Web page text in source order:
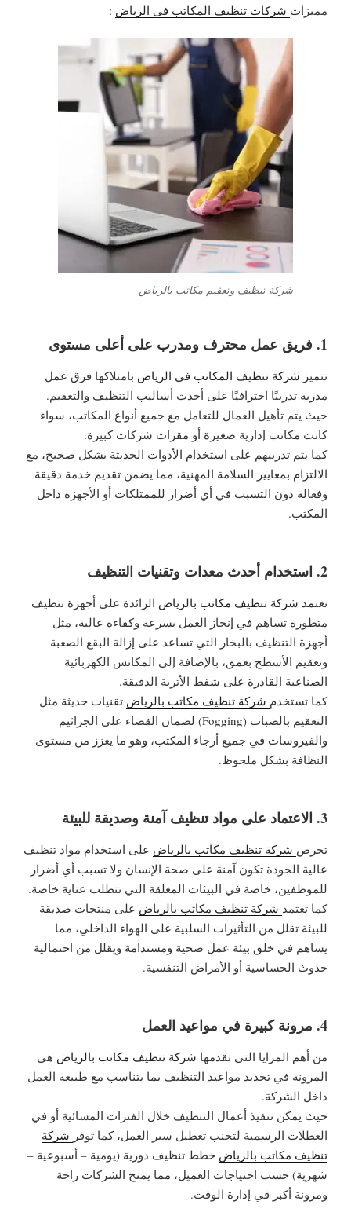
مميزات شركات تنظيف المكاتب في الرياض :
شركة تنظيف وتعقيم مكاتب بالرياض
1. فريق عمل محترف ومدرب على أعلى مستوى
تتميز شركة تنظيف المكاتب في الرياض بامتلاكها فرق عمل
مدربة تدريبًا احترافيًا على أحدث أساليب التنظيف والتعقيم.
حيث يتم تأهيل العمال للتعامل مع جميع أنواع المكاتب، سواء
كانت مكاتب إدارية صغيرة أو مقرات شركات كبيرة.
كما يتم تدريبهم على استخدام الأدوات الحديثة بشكل صحيح، مع
الالتزام بمعايير السلامة المهنية، مما يضمن تقديم خدمة دقيقة
وفعالة دون التسبب في أي أضرار للممتلكات أو الأجهزة داخل
المكتب.
2. استخدام أحدث معدات وتقنيات التنظيف
تعتمد شركة تنظيف مكاتب بالرياض الرائدة على أجهزة تنظيف
متطورة تساهم في إنجاز العمل بسرعة وكفاءة عالية، مثل
أجهزة التنظيف بالبخار التي تساعد على إزالة البقع الصعبة
وتعقيم الأسطح بعمق، بالإضافة إلى المكانس الكهربائية
الصناعية القادرة على شفط الأتربة الدقيقة.
كما تستخدم شركة تنظيف مكاتب بالرياض تقنيات حديثة مثل
التعقيم بالضباب (Fogging) لضمان القضاء على الجراثيم
والفيروسات في جميع أرجاء المكتب، وهو ما يعزز من مستوى
النظافة بشكل ملحوظ.
3. الاعتماد على مواد تنظيف آمنة وصديقة للبيئة
تحرص شركة تنظيف مكاتب بالرياض على استخدام مواد تنظيف
عالية الجودة تكون آمنة على صحة الإنسان ولا تسبب أي أضرار
للموظفين، خاصة في البيئات المغلقة التي تتطلب عناية خاصة.
كما تعتمد شركة تنظيف مكاتب بالرياض على منتجات صديقة
للبيئة تقلل من التأثيرات السلبية على الهواء الداخلي، مما
يساهم في خلق بيئة عمل صحية ومستدامة ويقلل من احتمالية
حدوث الحساسية أو الأمراض التنفسية.
4. مرونة كبيرة في مواعيد العمل
من أهم المزايا التي تقدمها شركة تنظيف مكاتب بالرياض هي
المرونة في تحديد مواعيد التنظيف بما يتناسب مع طبيعة العمل
داخل الشركة.
حيث يمكن تنفيذ أعمال التنظيف خلال الفترات المسائية أو في
العطلات الرسمية لتجنب تعطيل سير العمل، كما توفر شركة
تنظيف مكاتب بالرياض خطط تنظيف دورية (يومية – أسبوعية –
شهرية) حسب احتياجات العميل، مما يمنح الشركات راحة
ومرونة أكبر في إدارة الوقت.